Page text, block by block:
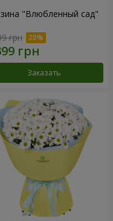
"Влюбленный сад"
грн
Заказать